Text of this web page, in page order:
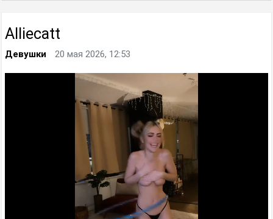
Alliecatt
Девушки 20 мая 2026, 12:53